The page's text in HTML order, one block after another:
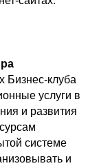
Бизнес-клуба
услуги в
и развития
системе
и